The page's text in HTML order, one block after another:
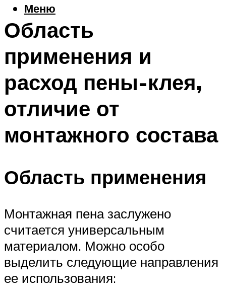
Меню
Область
применения и
расход пены-клея,
отличие от
монтажного состава
Область применения
Монтажная пена заслужено
считается универсальным
материалом. Можно особо
выделить следующие направления
ее использования: